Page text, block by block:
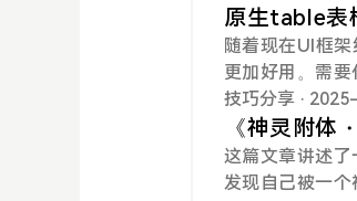
原生table表
随着现在UI框
更加好用。需
页往往只需要最
格内容限制在
d> <meta
h, initial-
技巧分享 ·
《神灵附体
这篇文章讲述了
发现自己被一